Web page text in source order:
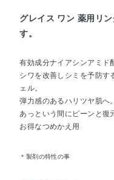
グレイス ワン 薬用リ
す。
有効成分ナイアシンアミド
シワを改善しシミを予防す
ェル。
弾力感のあるハリツヤ肌へ。
あっという間にピーンと復
お得なつめかえ用
＊製剤の特性の事